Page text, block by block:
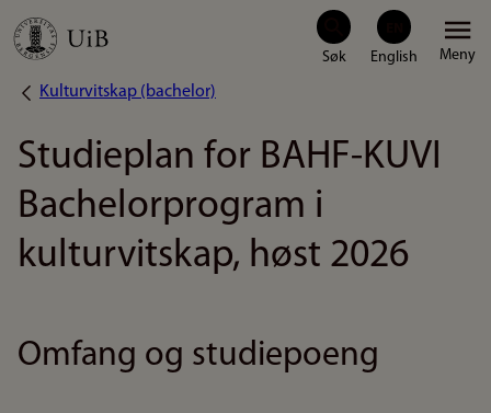
Hopp
hovedinnhold
Meny
Navigasjonssti
Kulturvitskap (bachelor)
Studieplan for BAHF-KUVI
Bachelorprogram i
kulturvitskap, høst 2026
Omfang og studiepoeng